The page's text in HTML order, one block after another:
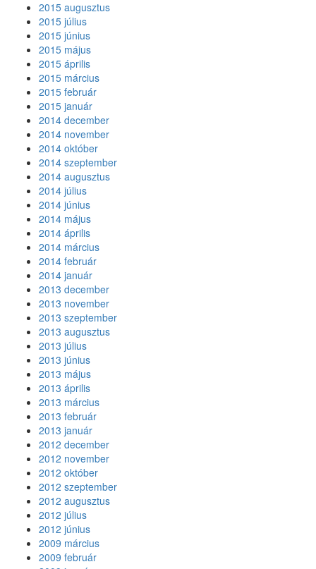
2015 augusztus
2015 július
2015 június
2015 május
2015 április
2015 március
2015 február
2015 január
2014 december
2014 november
2014 október
2014 szeptember
2014 augusztus
2014 július
2014 június
2014 május
2014 április
2014 március
2014 február
2014 január
2013 december
2013 november
2013 szeptember
2013 augusztus
2013 július
2013 június
2013 május
2013 április
2013 március
2013 február
2013 január
2012 december
2012 november
2012 október
2012 szeptember
2012 augusztus
2012 július
2012 június
2009 március
2009 február